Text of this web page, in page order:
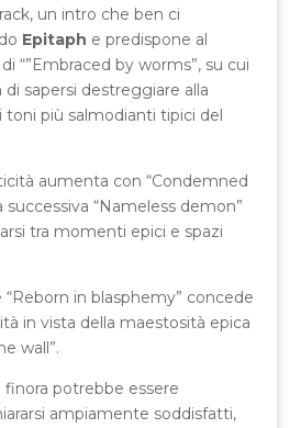
un intro che ben ci
Epitaph e predispone al
“”Embraced by worms”, su cui
di sapersi destreggiare alla
toni più salmodianti tipici del
aumenta con “Condemned
“Nameless demon”
tra momenti epici e spazi
in blasphemy” concede
in vista della maestosità epica
wall”.
finora potrebbe essere
ampiamente soddisfatti,